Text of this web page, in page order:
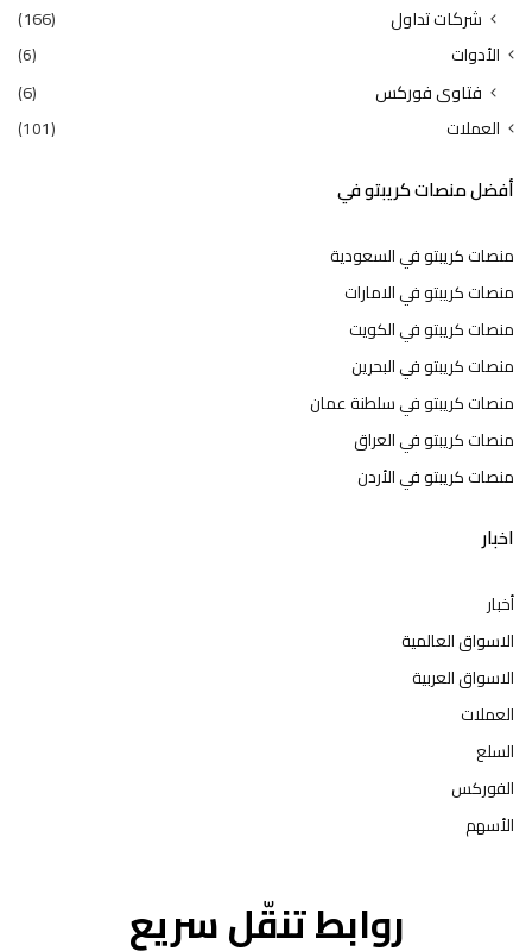
شركات تداول
(166)
الأدوات (6)
فتاوى فوركس (6)
العملات (101)
أفضل منصات كريبتو في
منصات كريبتو في السعودية
منصات كريبتو في الامارات
منصات كريبتو في الكويت
منصات كريبتو في البحرين
منصات كريبتو في سلطنة عمان
منصات كريبتو في العراق
منصات كريبتو في الأردن
اخبار
أخبار
الاسواق العالمية
الاسواق العربية
العملات
السلع
الفوركس
الأسهم
روابط تنقّل سريع